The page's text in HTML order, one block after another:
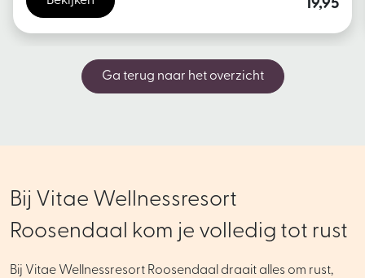
19,95
Ga terug naar het overzicht
Bij Vitae Wellnessresort
Roosendaal kom je volledig tot rust
Bij Vitae Wellnessresort Roosendaal draait alles om rust,